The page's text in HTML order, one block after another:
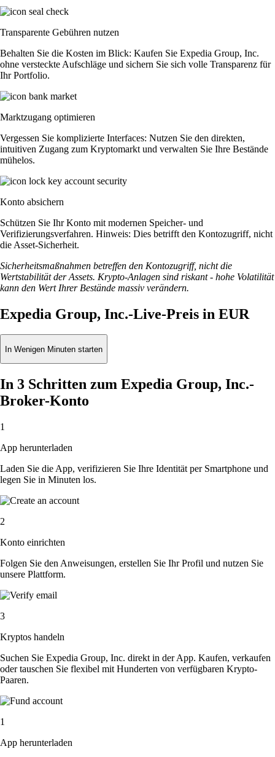
Transparente Gebühren nutzen
Behalten Sie die Kosten im Blick: Kaufen Sie Expedia Group, Inc.
ohne versteckte Aufschläge und sichern Sie sich volle Transparenz für
Ihr Portfolio.
Marktzugang optimieren
Vergessen Sie komplizierte Interfaces: Nutzen Sie den direkten,
intuitiven Zugang zum Kryptomarkt und verwalten Sie Ihre Bestände
mühelos.
Konto absichern
Schützen Sie Ihr Konto mit modernen Speicher- und
Verifizierungsverfahren. Hinweis: Dies betrifft den Kontozugriff, nicht
die Asset-Sicherheit.
Sicherheitsmaßnahmen betreffen den Kontozugriff, nicht die
Wertstabilität der Assets. Krypto-Anlagen sind riskant - hohe Volatilität
kann den Wert Ihrer Bestände massiv verändern.
Expedia Group, Inc.-Live-Preis in EUR
In Wenigen Minuten starten
In 3 Schritten zum Expedia Group, Inc.-
Broker-Konto
1
App herunterladen
Laden Sie die App, verifizieren Sie Ihre Identität per Smartphone und
legen Sie in Minuten los.
2
Konto einrichten
Folgen Sie den Anweisungen, erstellen Sie Ihr Profil und nutzen Sie
unsere Plattform.
3
Kryptos handeln
Suchen Sie Expedia Group, Inc. direkt in der App. Kaufen, verkaufen
oder tauschen Sie flexibel mit Hunderten von verfügbaren Krypto-
Paaren.
1
App herunterladen